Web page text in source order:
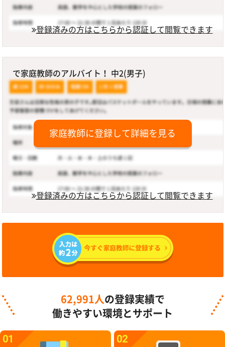
登録済みの方はこちらから認証して閲覧できます
で家庭教師のアルバイト！ 中2(男子)
家庭教師に登録して詳細を見る
登録済みの方はこちらから認証して閲覧できます
62,991人 の登録実績で
働きやすい環境とサポート
01 02